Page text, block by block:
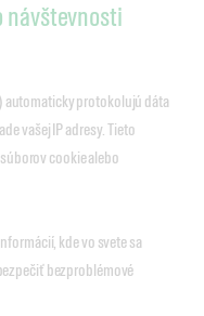
návštevnosti
automaticky protokolujú dáta
vašej IP adresy. Tieto
cookie alebo
kde vo svete sa
bezproblémové